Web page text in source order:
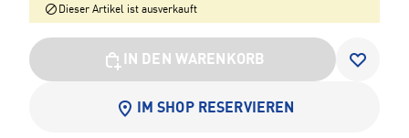
Dieser Artikel ist ausverkauft
IN DEN WARENKORB
IM SHOP RESERVIEREN